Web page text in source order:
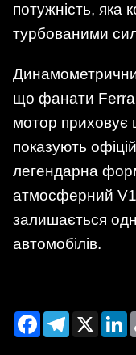
потужність, яка
турбованими
що фанати
мотор приховує
показують
легендарна
атмосферний
залишається
автомобілів.
FacebookTelegram
X